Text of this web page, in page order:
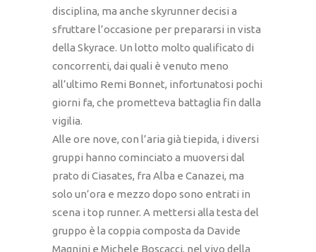
disciplina, ma anche skyrunner decisi a
sfruttare l’occasione per prepararsi in vista
della Skyrace. Un lotto molto qualificato di
concorrenti, dai quali è venuto meno
all’ultimo Remi Bonnet, infortunatosi pochi
giorni fa, che prometteva battaglia fin dalla
vigilia.
Alle ore nove, con l’aria già tiepida, i diversi
gruppi hanno cominciato a muoversi dal
prato di Ciasates, fra Alba e Canazei, ma
solo un’ora e mezzo dopo sono entrati in
scena i top runner. A mettersi alla testa del
gruppo è la coppia composta da Davide
Magnini e Michele Boscacci, nel vivo della